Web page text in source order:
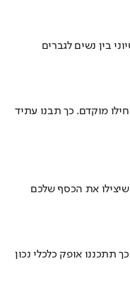
בין נשים לגברים
מוקדם. כך תבנו עתיד
את הכסף שלכם
תתכננו אופק כלכלי נכון